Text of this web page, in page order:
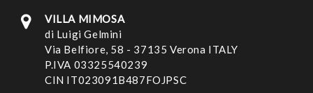
VILLA MIMOSA
di Luigi Gelmini
Via Belfiore, 58 - 37135 Verona ITALY
P.IVA 03325540239
CIN IT023091B487FOJPSC